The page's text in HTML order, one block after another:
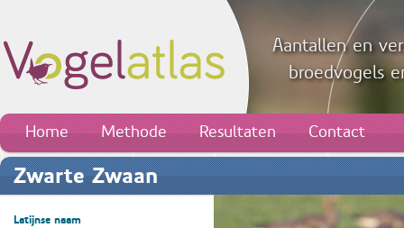
Aantallen en
broedvogels
Home Methode Resultaten Contact
Zwarte Zwaan
Latijnse naam